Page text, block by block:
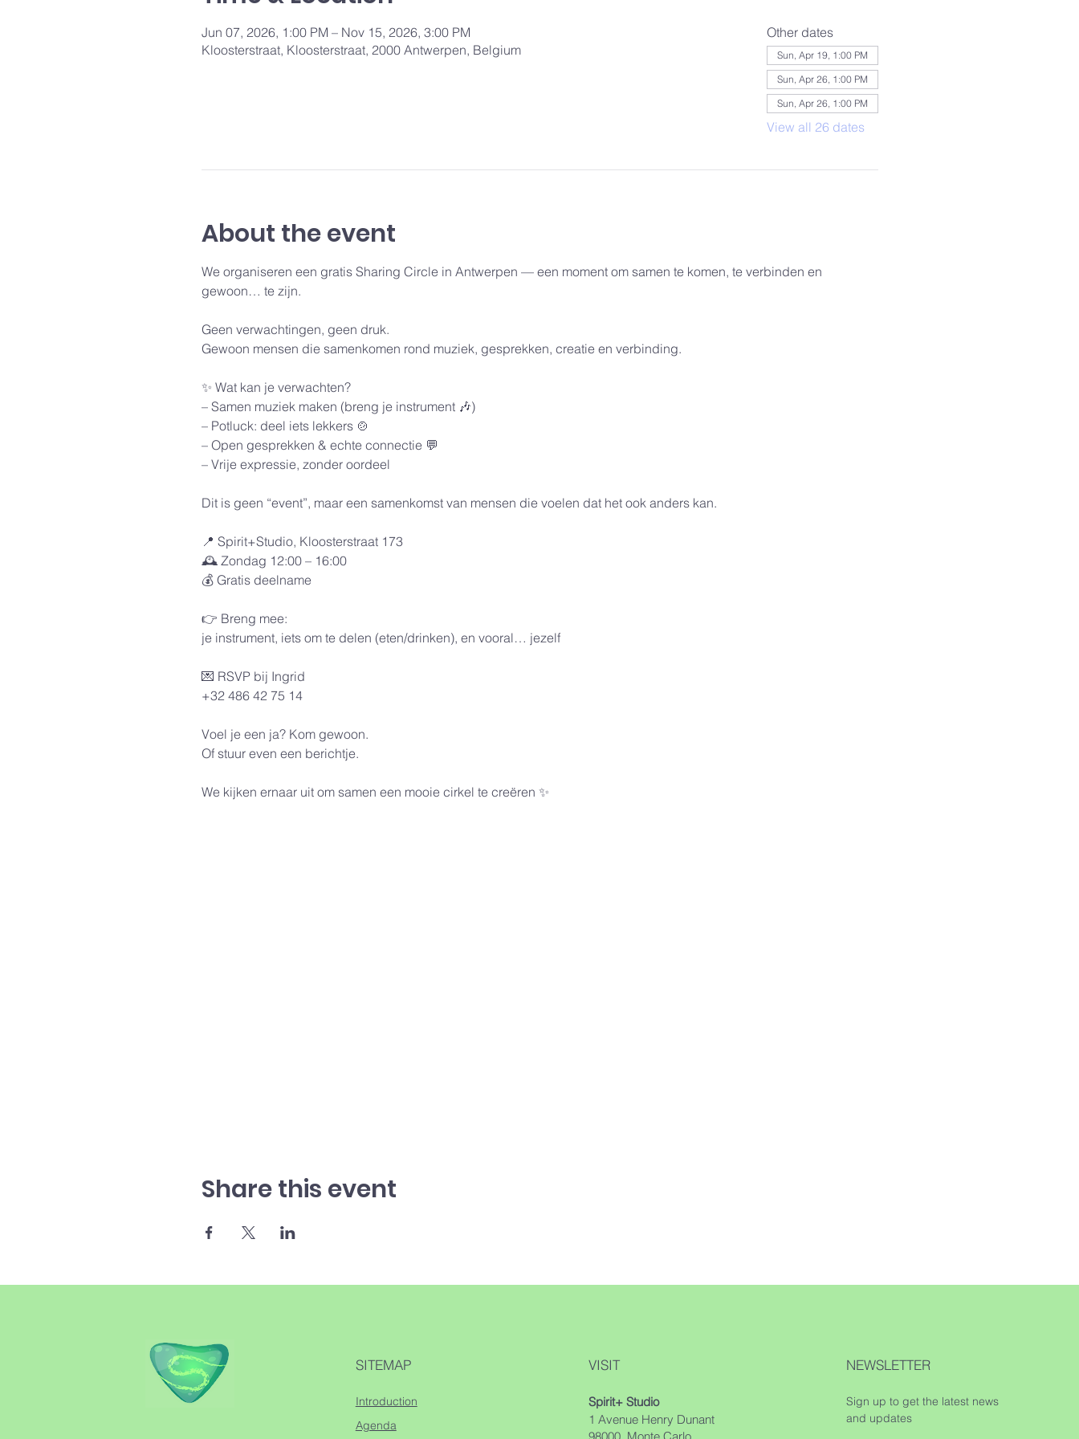
Jun 07, 2026, 1:00 PM – Nov 15, 2026, 3:00 PM
Kloosterstraat, Kloosterstraat, 2000 Antwerpen, Belgium
Other dates
Sun, Apr 19, 1:00 PM
Sun, Apr 26, 1:00 PM
Sun, Apr 26, 1:00 PM
View all 26 dates
About the event
We organiseren een gratis Sharing Circle in Antwerpen — een moment om samen te komen, te verbinden en
gewoon… te zijn.
Geen verwachtingen, geen druk.
Gewoon mensen die samenkomen rond muziek, gesprekken, creatie en verbinding.
✨ Wat kan je verwachten?
– Samen muziek maken (breng je instrument 🎶)
– Potluck: deel iets lekkers 🍲
– Open gesprekken & echte connectie 💬
– Vrije expressie, zonder oordeel
Dit is geen “event”, maar een samenkomst van mensen die voelen dat het ook anders kan.
📍 Spirit+Studio, Kloosterstraat 173
🕰️ Zondag 12:00 – 16:00
💰 Gratis deelname
👉 Breng mee:
je instrument, iets om te delen (eten/drinken), en vooral… jezelf
💌 RSVP bij Ingrid
+32 486 42 75 14
Voel je een ja? Kom gewoon.
Of stuur even een berichtje.
We kijken ernaar uit om samen een mooie cirkel te creëren ✨
Share this event
SITEMAP
Introduction
Agenda
VISIT
Spirit+ Studio
1 Avenue Henry Dunant
NEWSLETTER
Sign up to get the latest news
and updates